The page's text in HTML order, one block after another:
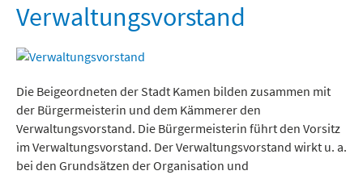
Freizeit und Tourismus
Verwaltungsvorstand
Die Beigeordneten der Stadt Kamen bilden zusammen mit
der Bürgermeisterin und dem Kämmerer den
Verwaltungsvorstand. Die Bürgermeisterin führt den Vorsitz
im Verwaltungsvorstand. Der Verwaltungsvorstand wirkt u. a.
bei den Grundsätzen der Organisation und